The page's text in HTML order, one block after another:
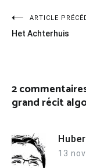
Navigation
de
ARTICLE
Het Achterhuis
2
grand récit
13